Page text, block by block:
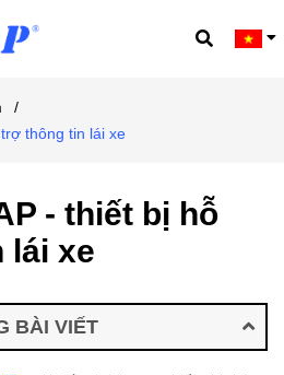
/
thông tin lái xe
- thiết bị hỗ
lái xe
BÀI VIẾT